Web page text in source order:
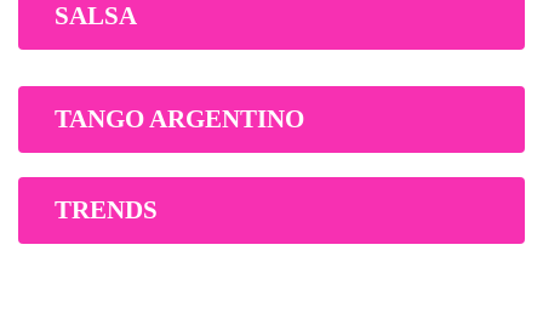
SALSA
TANGO ARGENTINO
TRENDS